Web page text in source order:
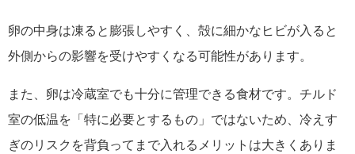
卵の中身は凍ると膨張しやすく、殻に細かなヒビが入ると
外側からの影響を受けやすくなる可能性があります。
また、卵は冷蔵室でも十分に管理できる食材です。チルド
室の低温を「特に必要とするもの」ではないため、冷えす
ぎのリスクを背負ってまで入れるメリットは大きくありま